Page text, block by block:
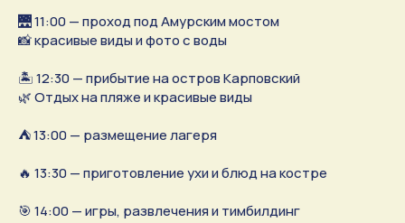
🌉 11:00 — проход под Амурским мостом
📸 красивые виды и фото с воды
🏝 12:30 — прибытие на остров Карповский
🌿 Отдых на пляже и красивые виды
⛺ 13:00 — размещение лагеря
🔥 13:30 — приготовление ухи и блюд на костре
🎯 14:00 — игры, развлечения и тимбилдинг